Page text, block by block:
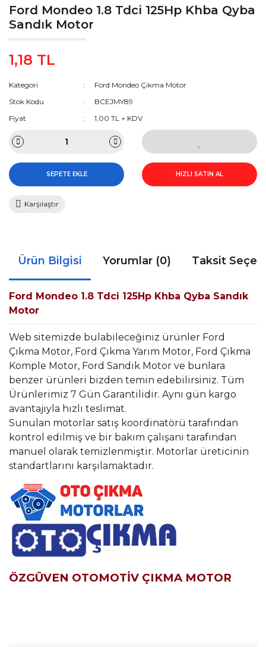
Ford Mondeo 1.8 Tdci 125Hp Khba Qyba
Sandık Motor
1,18 TL
Kategori
Ford Mondeo Çıkma Motor
Stok Kodu
BCEJMY89
Fiyat
1,00 TL + KDV
SEPETE EKLE HIZLI SATIN AL
Karşılaştır
Ürün Bilgisi Yorumlar (0) Taksit
Ford Mondeo 1.8 Tdci 125Hp Khba Qyba Sandık
Motor
Web sitemizde bulabileceğiniz ürünler Ford
Çıkma Motor, Ford Çıkma Yarım Motor, Ford Çıkma
Komple Motor, Ford Sandık Motor ve bunlara
benzer ürünleri bizden temin edebilirsiniz. Tüm
Ürünlerimiz 7 Gün Garantilidir. Aynı gün kargo
avantajıyla hızlı teslimat.
Sunulan motorlar satış koordinatörü tarafından
kontrol edilmiş ve bir bakım çalışanı tarafından
manuel olarak temizlenmiştir. Motorlar üreticinin
standartlarını karşılamaktadır.
ÖZGÜVEN OTOMOTİV ÇIKMA MOTOR